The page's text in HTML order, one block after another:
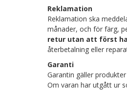
Reklamation
Reklamation ska
månader, och för färg,
retur utan att först
återbetalning eller
Garanti
Garantin gäller
Om varan har utgått ur